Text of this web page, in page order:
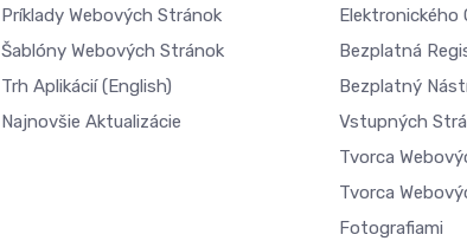
Príklady Webových Stránok
Šablóny Webových Stránok
Trh Aplikácií(English)
Najnovšie Aktualizácie
Elektronického
Bezplatná
Bezplatný
Vstupných
Tvorca
Tvorca
Fotografiami